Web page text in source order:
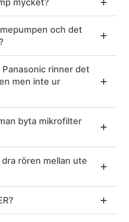
mycket?
och det
rinner det
men inte ur
byta mikrofilter
rören mellan ute